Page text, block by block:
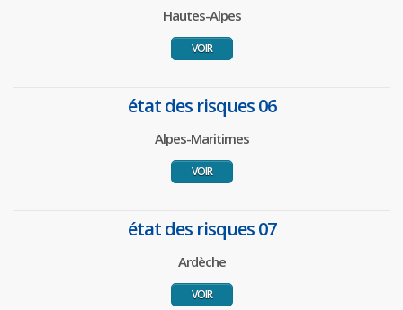
Hautes-Alpes
VOIR
état des risques 06
Alpes-Maritimes
VOIR
état des risques 07
Ardèche
VOIR